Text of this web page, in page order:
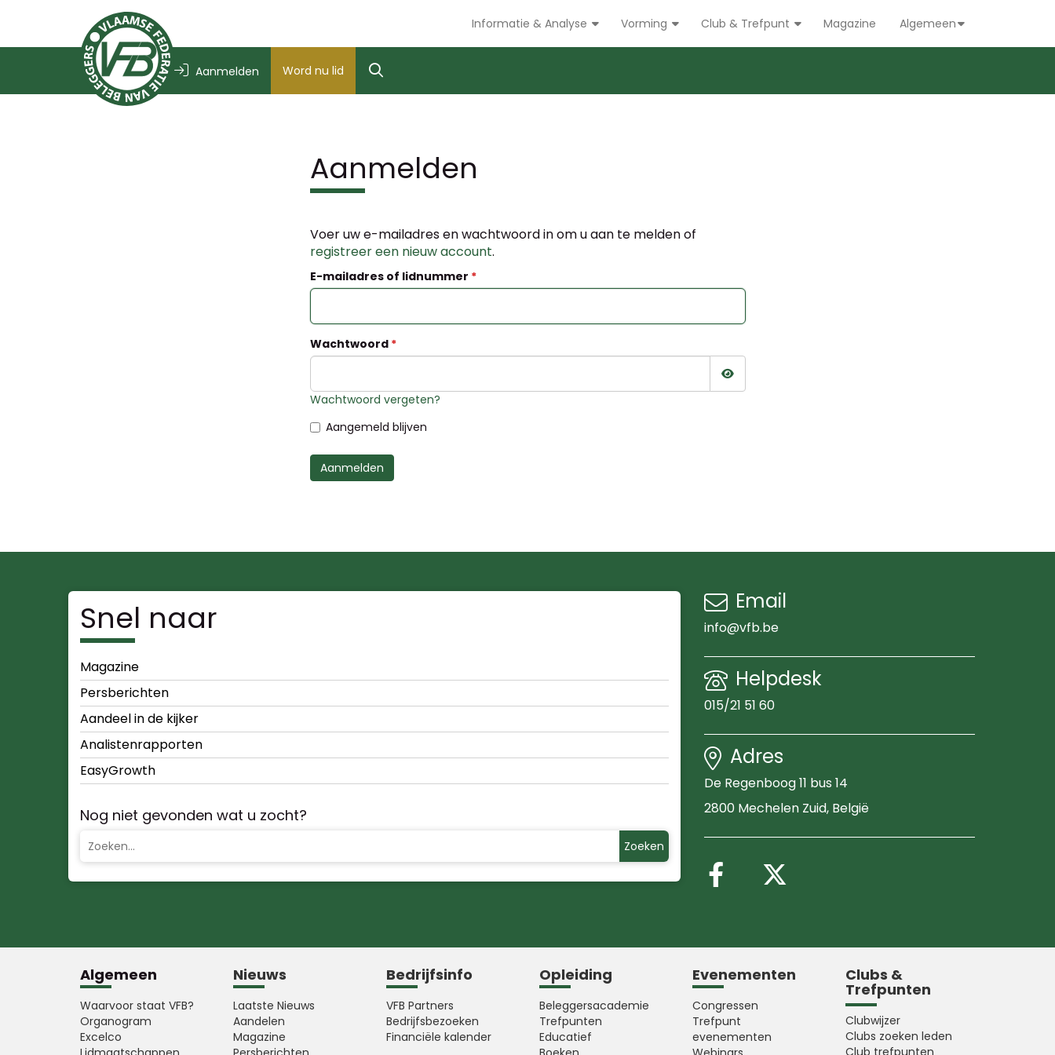
Informatie & Analyse Vorming Club & Trefpunt Magazine Algemeen
Aanmelden Word nu lid
Aanmelden
Voer uw e-mailadres en wachtwoord in om u aan te melden of
registreer een nieuw account.
E-mailadres of lidnummer
Wachtwoord
Wachtwoord tonen
Wachtwoord vergeten?
Aangemeld blijven
Aanmelden
Snel naar
Magazine
Persberichten
Aandeel in de kijker
Analistenrapporten
EasyGrowth
Nog niet gevonden wat u zocht?
Zoeken
Email
info@vfb.be
Helpdesk
015/21 51 60
Adres
De Regenboog 11 bus 14
2800 Mechelen Zuid, België
Volg ons op Facebook
Algemeen
Waarvoor staat VFB?
Organogram
Excelco
Nieuws
Laatste Nieuws
Aandelen
Magazine
Bedrijfsinfo
VFB Partners
Bedrijfsbezoeken
Financiële kalender
Opleiding
Beleggersacademie
Trefpunten
Educatief
Evenementen
Congressen
Trefpunt
evenementen
Clubs &
Trefpunten
Clubwijzer
Clubs zoeken leden
Club trefpunten